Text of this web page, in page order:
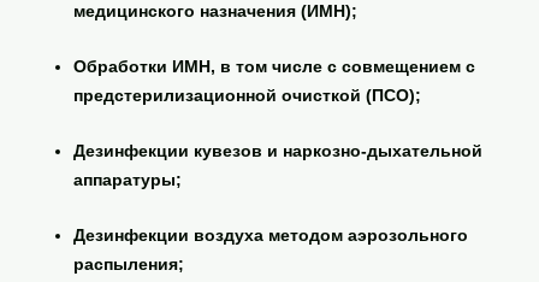
медицинского назначения (ИМН);
Обработки ИМН, в том числе с совмещением с
предстерилизационной очисткой (ПСО);
Дезинфекции кувезов и наркозно-дыхательной
аппаратуры;
Дезинфекции воздуха методом аэрозольного
распыления;